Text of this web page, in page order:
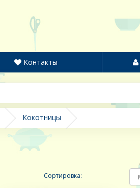
Контакты
Кокотницы
Сортировка: